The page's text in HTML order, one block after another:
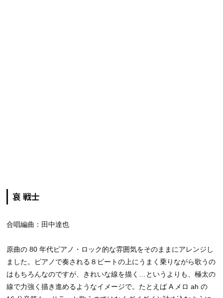
哀 戦士
合唱編曲：田中達也
原曲の 80 年代ピアノ・ロック的な雰囲気をそのままにアレンジし
ました。ピアノで奏される８ビートの上にうまく乗りながら歌うの
はもちろんなのですが、きれいな線を描く…というよりも、極太の
線で力強く描き進めるようなイメージで。たとえば A メロ ah の